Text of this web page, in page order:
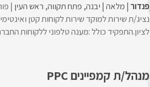
פנדור מלאה יבנה פתח תקווה ראש העין
נציג/ת שירות למוקד שירות לקוחות קטן
לציון.התפקיד כולל :מענה טלפוני ללקוחות
מנהל/ת קמפיינים PPC